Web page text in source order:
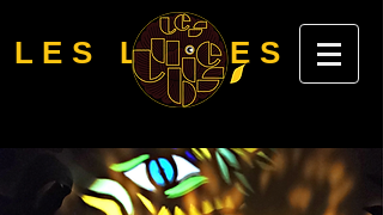
LES LUBIES